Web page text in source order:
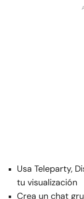
Usa Teleparty,
tu visualización
Crea un chat